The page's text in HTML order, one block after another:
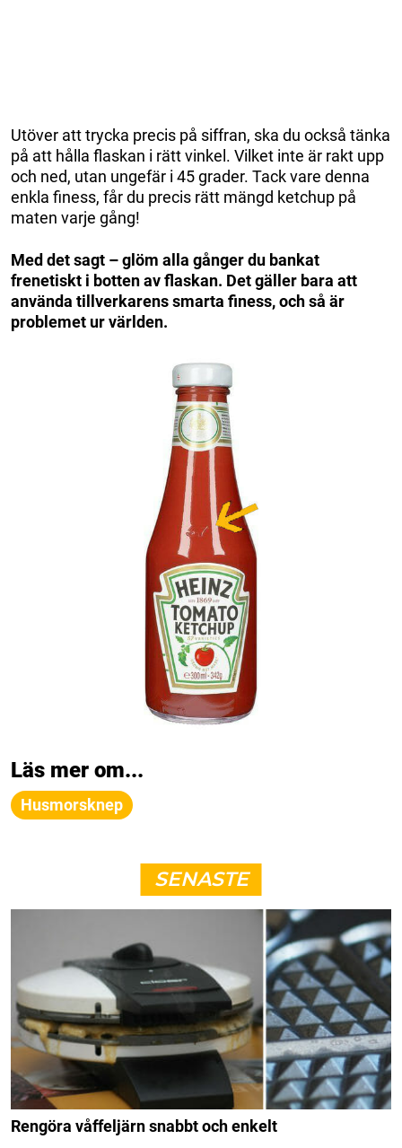
Utöver att trycka precis på siffran, ska du också tänka
på att hålla flaskan i rätt vinkel. Vilket inte är rakt upp
och ned, utan ungefär i 45 grader. Tack vare denna
enkla finess, får du precis rätt mängd ketchup på
maten varje gång!
Med det sagt – glöm alla gånger du bankat
frenetiskt i botten av flaskan. Det gäller bara att
använda tillverkarens smarta finess, och så är
problemet ur världen.
Läs mer om...
Husmorsknep
SENASTE
Rengöra våffeljärn snabbt och enkelt